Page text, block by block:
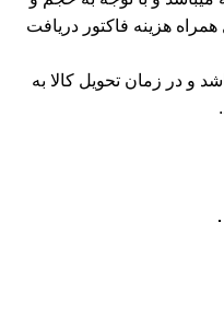
هزینه فاکتور دریافت
و در زمان تحویل کالا به